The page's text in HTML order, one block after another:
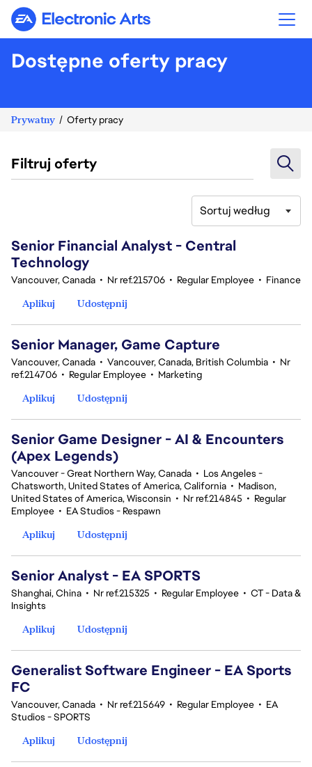
Electronic Arts
Dostępne oferty pracy
Prywatny Oferty pracy
Filtruj oferty
Sortuj według
Senior Financial Analyst - Central
Technology
Vancouver, Canada • Nr ref.215706 • Regular Employee • Finance
Aplikuj
Udostępnij
Senior Manager, Game Capture
Vancouver, Canada • Vancouver, Canada, British Columbia • Nr
ref.214706 • Regular Employee • Marketing
Aplikuj
Udostępnij
Senior Game Designer - AI & Encounters
(Apex Legends)
Vancouver - Great Northern Way, Canada • Los Angeles -
Chatsworth, United States of America, California • Madison,
United States of America, Wisconsin • Nr ref.214845 • Regular
Employee • EA Studios - Respawn
Aplikuj
Udostępnij
Senior Analyst - EA SPORTS
Shanghai, China • Nr ref.215325 • Regular Employee • CT - Data &
Insights
Aplikuj
Udostępnij
Generalist Software Engineer - EA Sports
FC
Vancouver, Canada • Nr ref.215649 • Regular Employee • EA
Studios - SPORTS
Aplikuj
Udostępnij